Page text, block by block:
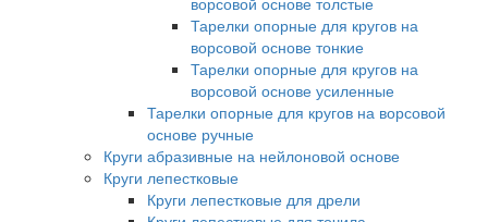
Тарелки опорные для кругов на
ворсовой основе тонкие
Тарелки опорные для кругов на
ворсовой основе усиленные
Тарелки опорные для кругов на ворсовой
основе ручные
Круги абразивные на нейлоновой основе
Круги лепестковые
Круги лепестковые для дрели